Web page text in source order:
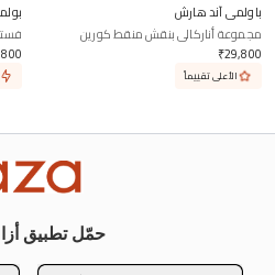
باولمي آند هارش
مجموعة أناركالي بنقش منقط كورين
₹29,800
الأعلى تقييماً
حمّل تطبيق